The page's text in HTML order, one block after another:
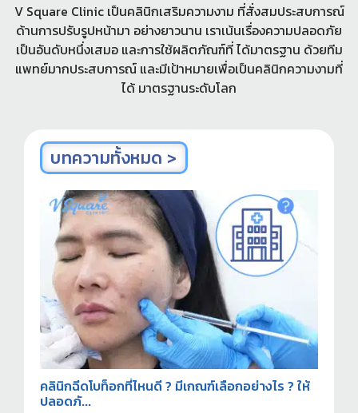
V Square Clinic เป็นคลินิกเสริมความงาม ที่สั่งสมประสบการณ์
ด้านการปรับรูปหน้ามา อย่างยาวนาน เราเน้นเรื่องความปลอดภัย
เป็นอันดับหนึ่งเสมอ และการใช้ผลิตภัณฑ์ที่ ได้มาตรฐาน ด้วยทีม
แพทย์มากประสบการณ์ และมีเป้าหมายเพื่อเป็นคลินิกความงามที่
ได้ มาตรฐานระดับโลก
บทความทั้งหมด >
คลินิกฉีดโบท็อกที่ไหนดี ? มีเกณฑ์เลือกอย่างไร ? ให้
ปลอดภั...